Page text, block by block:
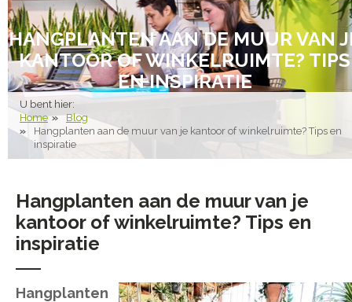
HANGPLANTEN AAN DE MUUR VAN
KANTOOR OF WINKELRUIMTE? TIPS
EN INSPIRATIE
U bent hier:
Home
Blog
Hangplanten aan de muur van je kantoor of winkelruimte? Tips en
inspiratie
Hangplanten aan de muur van je
kantoor of winkelruimte? Tips en
inspiratie
Hangplanten